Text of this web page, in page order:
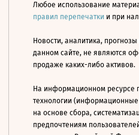
Любое использование
правил перепечатки и при
Новости, аналитика,
данном сайте, не являются
продаже каких-либо активов.
На информационном ресурсе
технологии
на основе сбора,
предпочтениям